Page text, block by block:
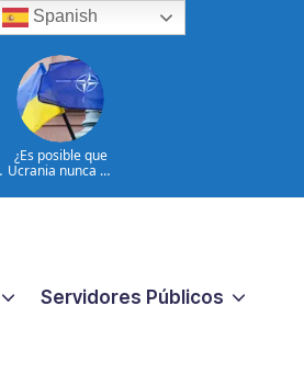
¿Es posible que
Ucrania nunca se
OTAN?
Servidores Públicos
Spanish